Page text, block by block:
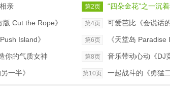
亲 第2页 “四朵金花”之一沉
Cut the Rope》 第4页 可爱芭比《会说话
Island》 第6页 《天堂岛
你的气质女神 第8页 音乐带动心动《DJ
一半》 第10页 一起战斗的《勇猛